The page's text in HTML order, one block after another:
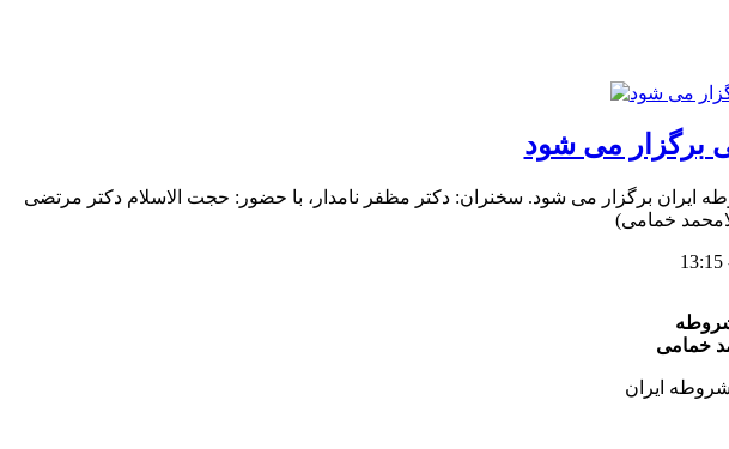
برگزار می شود
برگزار می شود. سخنران: دکتر مظفر نامدار، با حضور: حجت الاسلام دکتر مرتضی
خمامی
ایران